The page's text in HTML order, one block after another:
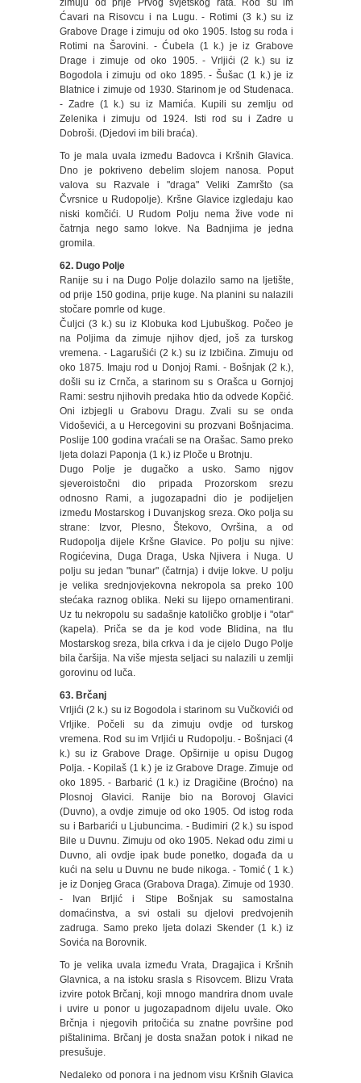
zimuju od prije Prvog svjetskog rata. Rod su im
Ćavari na Risovcu i na Lugu. - Rotimi (3 k.) su iz
Grabove Drage i zimuju od oko 1905. Istog su roda i
Rotimi na Šarovini. - Ćubela (1 k.) je iz Grabove
Drage i zimuje od oko 1905. - Vrljići (2 k.) su iz
Bogodola i zimuju od oko 1895. - Šušac (1 k.) je iz
Blatnice i zimuje od 1930. Starinom je od Studenaca.
- Zadre (1 k.) su iz Mamića. Kupili su zemlju od
Zelenika i zimuju od 1924. Isti rod su i Zadre u
Dobroši. (Djedovi im bili braća).
To je mala uvala između Badovca i Kršnih Glavica.
Dno je pokriveno debelim slojem nanosa. Poput
valova su Razvale i "draga" Veliki Zamršto (sa
Čvrsnice u Rudopolje). Kršne Glavice izgledaju kao
niski komčići. U Rudom Polju nema žive vode ni
čatrnja nego samo lokve. Na Badnjima je jedna
gromila.
62. Dugo Polje
Ranije su i na Dugo Polje dolazilo samo na ljetište,
od prije 150 godina, prije kuge. Na planini su nalazili
stočare pomrle od kuge.
Čuljci (3 k.) su iz Klobuka kod Ljubuškog. Počeo je
na Poljima da zimuje njihov djed, još za turskog
vremena. - Lagarušići (2 k.) su iz Izbičina. Zimuju od
oko 1875. Imaju rod u Donjoj Rami. - Bošnjak (2 k.),
došli su iz Crnča, a starinom su s Orašca u Gornjoj
Rami: sestru njihovih predaka htio da odvede Kopčić.
Oni izbjegli u Grabovu Dragu. Zvali su se onda
Vidoševići, a u Hercegovini su prozvani Bošnjacima.
Poslije 100 godina vraćali se na Orašac. Samo preko
ljeta dolazi Paponja (1 k.) iz Ploče u Brotnju.
Dugo Polje je dugačko a usko. Samo njgov
sjeveroistočni dio pripada Prozorskom srezu
odnosno Rami, a jugozapadni dio je podijeljen
između Mostarskog i Duvanjskog sreza. Oko polja su
strane: Izvor, Plesno, Štekovo, Ovršina, a od
Rudopolja dijele Kršne Glavice. Po polju su njive:
Rogićevina, Duga Draga, Uska Njivera i Nuga. U
polju su jedan "bunar" (čatrnja) i dvije lokve. U polju
je velika srednjovjekovna nekropola sa preko 100
stećaka raznog oblika. Neki su lijepo ornamentirani.
Uz tu nekropolu su sadašnje katoličko groblje i "otar"
(kapela). Priča se da je kod vode Blidina, na tlu
Mostarskog sreza, bila crkva i da je cijelo Dugo Polje
bila čaršija. Na više mjesta seljaci su nalazili u zemlji
gorovinu od luča.
63. Brčanj
Vrljići (2 k.) su iz Bogodola i starinom su Vučkovići od
Vrljike. Počeli su da zimuju ovdje od turskog
vremena. Rod su im Vrljići u Rudopolju. - Bošnjaci (4
k.) su iz Grabove Drage. Opširnije u opisu Dugog
Polja. - Kopilaš (1 k.) je iz Grabove Drage. Zimuje od
oko 1895. - Barbarić (1 k.) iz Dragičine (Broćno) na
Plosnoj Glavici. Ranije bio na Borovoj Glavici
(Duvno), a ovdje zimuje od oko 1905. Od istog roda
su i Barbarići u Ljubuncima. - Budimiri (2 k.) su ispod
Bile u Duvnu. Zimuju od oko 1905. Nekad odu zimi u
Duvno, ali ovdje ipak bude ponetko, događa da u
kući na selu u Duvnu ne bude nikoga. - Tomić ( 1 k.)
je iz Donjeg Graca (Grabova Draga). Zimuje od 1930.
- Ivan Brljić i Stipe Bošnjak su samostalna
domaćinstva, a svi ostali su djelovi predvojenih
zadruga. Samo preko ljeta dolazi Skender (1 k.) iz
Sovića na Borovnik.
To je velika uvala između Vrata, Dragajica i Kršnih
Glavnica, a na istoku srasla s Risovcem. Blizu Vrata
izvire potok Brčanj, koji mnogo mandrira dnom uvale
i uvire u ponor u jugozapadnom dijelu uvale. Oko
Brčnja i njegovih pritočića su znatne površine pod
pištalinima. Brčanj je dosta snažan potok i nikad ne
presušuje.
Nedaleko od ponora i na jednom visu Kršnih Glavica